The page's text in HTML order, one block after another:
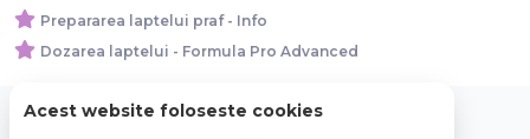
Prepararea laptelui praf - Info
Dozarea laptelui - Formula Pro Advanced
Acest website foloseste cookies